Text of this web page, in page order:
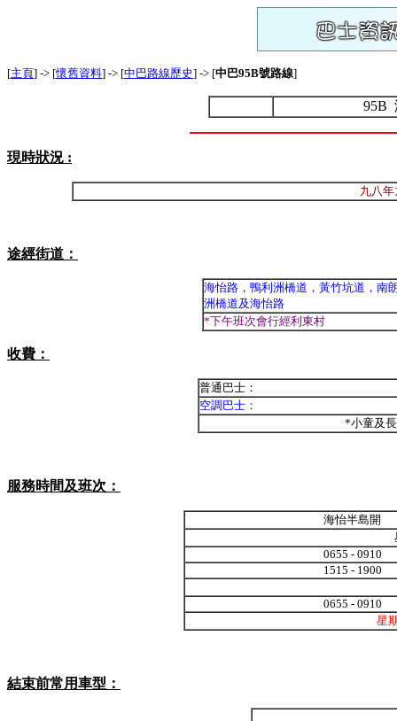
[主頁] -> [懷舊資料] -> [中巴路線歷史] -> [中巴95B號路線]
95B
現時狀況 :
九八
途經街道：
海怡路，鴨利洲橋道，黃竹坑道，南
洲橋道及海怡路
*下午班次會行經利東村
收費：
普通巴士：
空調巴士：
*小童及
服務時間及班次：
海怡半島開
0655 - 0910
1515 - 1900
0655 - 0910
星
結束前常用車型：